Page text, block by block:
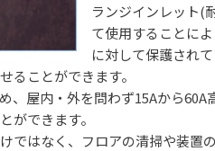
ランジインレット(
て使用することに
に対して保護されて
ることができます。
、屋内・外を問わず15Aから
ができます。
ではなく、フロアの清掃や装置